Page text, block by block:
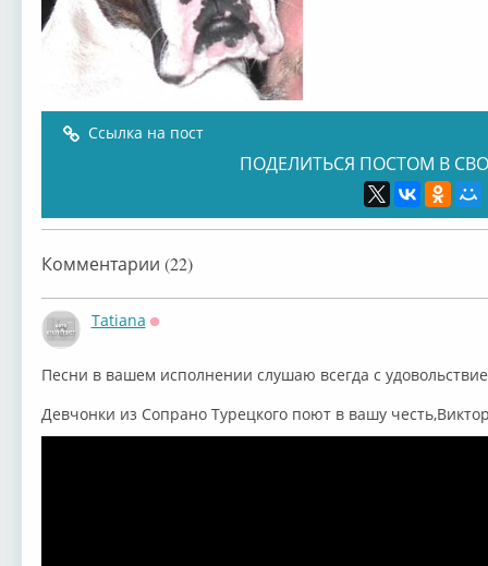
Ссылка на пост
ПОДЕЛИТЬСЯ ПОСТОМ В
Комментарии (22)
Tatiana
Песни в вашем исполнении слушаю всегда с
Девчонки из Сопрано Турецкого поют в вашу